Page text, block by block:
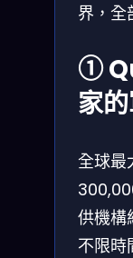
界，全
①
家
全球最
供機構
不限時